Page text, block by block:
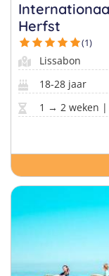
Malta
Nederland
Surfkampen
Surfkampen 18+
Taalvakanties
Taalvakanties
Herfst
(1)
Lissabon
18-28 jaar
1 → 2 weken